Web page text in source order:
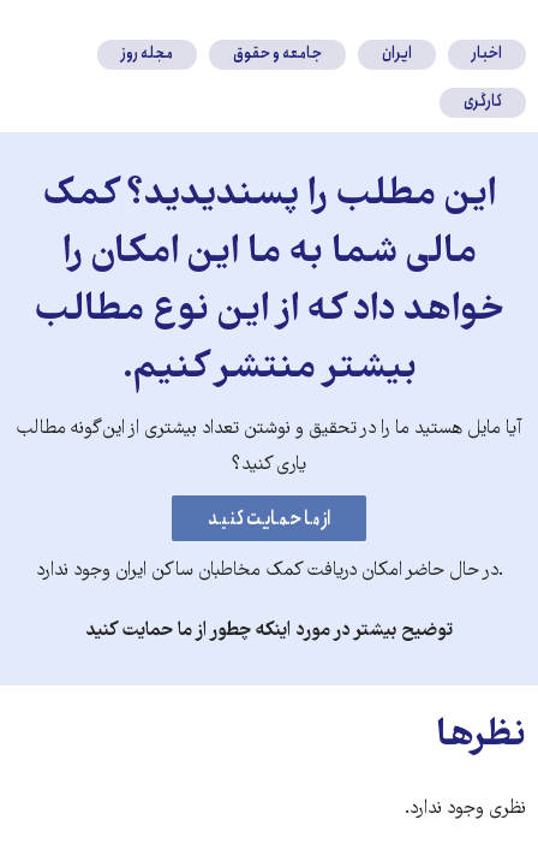
اخبار ایران جامعه و حقوق
مجله روز
کارگری
این مطلب را پسندیدید؟ کمک
مالی شما به ما این امکان را
خواهد داد که از این نوع مطالب
بیشتر منتشر کنیم.
آیا مایل هستید ما را در تحقیق و نوشتن تعداد بیشتری از این‌گونه مطالب
یاری کنید؟
.در حال حاضر امکان دریافت کمک مخاطبان ساکن ایران وجود ندارد
توضیح بیشتر در مورد اینکه چطور از ما حمایت کنید
نظرها
نظری وجود ندارد.